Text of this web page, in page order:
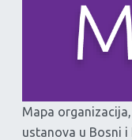
Mapa
ustanova u Bosni i